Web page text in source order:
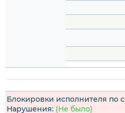
Блокировки исполнителя по
Нарушения: (Не было)